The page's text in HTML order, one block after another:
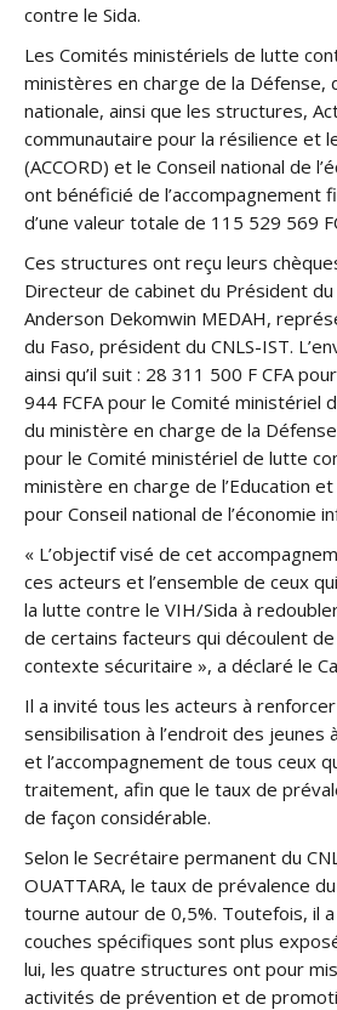
contre le Sida.
Les Comités ministériels de lutte
ministères en charge de la Défense,
nationale, ainsi que les structures,
communautaire pour la résilience et
(ACCORD) et le Conseil national de
ont bénéficié de l’accompagnement
d’une valeur totale de 115 529 569
Ces structures ont reçu leurs
Directeur de cabinet du Président
Anderson Dekomwin MEDAH,
du Faso, président du CNLS-IST.
ainsi qu’il suit : 28 311 500 F CFA
944 FCFA pour le Comité ministériel
du ministère en charge de la
pour le Comité ministériel de lutte
ministère en charge de l’Education
pour Conseil national de l’économie
« L’objectif visé de cet
ces acteurs et l’ensemble de ceux
la lutte contre le VIH/Sida à
de certains facteurs qui découlent
contexte sécuritaire », a déclaré le
Il a invité tous les acteurs à
sensibilisation à l’endroit des
et l’accompagnement de tous ceux
traitement, afin que le taux de
de façon considérable.
Selon le Secrétaire permanent du
OUATTARA, le taux de prévalence
tourne autour de 0,5%. Toutefois, il
couches spécifiques sont plus
lui, les quatre structures ont pour
activités de prévention et de